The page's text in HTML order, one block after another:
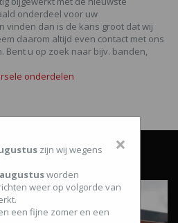
onderdeel voor uw
vinden dan is de kans groot dat wij
daarom altijd even contact met ons
Bent u op zoek naar bijv. banden,
onderdelen
×
zijn wij wegens
worden
weer op volgorde van
een fijne zomer en een